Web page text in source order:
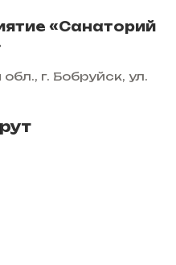
«Санаторий
г. Бобруйск, ул.